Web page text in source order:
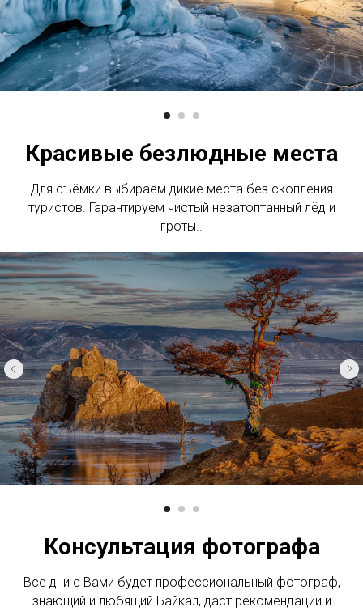
Красивые безлюдные места
Для съёмки выбираем дикие места без скопления
туристов. Гарантируем чистый незатоптанный лёд и
гроты..
Консультация фотографа
Все дни с Вами будет профессиональный фотограф,
знающий и любящий Байкал, даст рекомендации и